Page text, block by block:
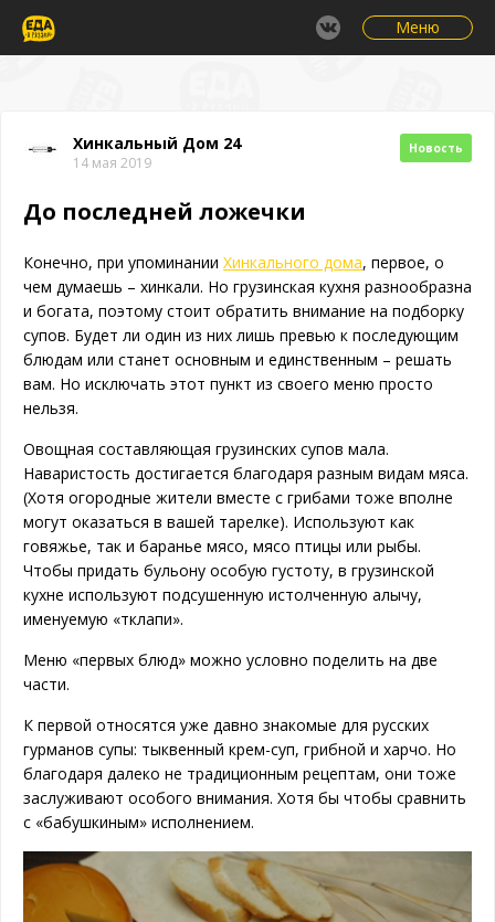
Меню
Хинкальный Дом 24
14 мая 2019
Новость
До последней ложечки
Конечно, при упоминании Хинкального дома, первое, о
чем думаешь – хинкали. Но грузинская кухня разнообразна
и богата, поэтому стоит обратить внимание на подборку
супов. Будет ли один из них лишь превью к последующим
блюдам или станет основным и единственным – решать
вам. Но исключать этот пункт из своего меню просто
нельзя.
Овощная составляющая грузинских супов мала.
Наваристость достигается благодаря разным видам мяса.
(Хотя огородные жители вместе с грибами тоже вполне
могут оказаться в вашей тарелке). Используют как
говяжье, так и баранье мясо, мясо птицы или рыбы.
Чтобы придать бульону особую густоту, в грузинской
кухне используют подсушенную истолченную алычу,
именуемую «тклапи».
Меню «первых блюд» можно условно поделить на две
части.
К первой относятся уже давно знакомые для русских
гурманов супы: тыквенный крем-суп, грибной и харчо. Но
благодаря далеко не традиционным рецептам, они тоже
заслуживают особого внимания. Хотя бы чтобы сравнить
с «бабушкиным» исполнением.